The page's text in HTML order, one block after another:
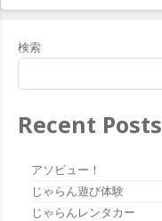
検索
Recent Posts
アソビュー！
じゃらん遊び体験
じゃらんレンタカー